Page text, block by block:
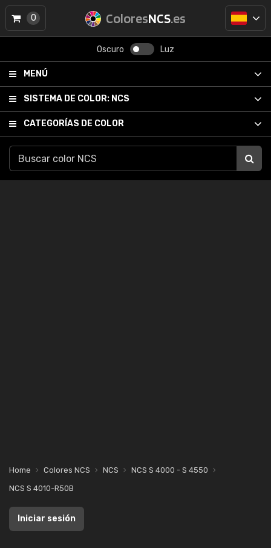
ColoresNCS.es
Oscuro Luz
MENÚ
SISTEMA DE COLOR: NCS
CATEGORÍAS DE COLOR
0
Home Colores NCS NCS
NCS S 4000 - S 4550
NCS S 4010-R50B
Iniciar sesión